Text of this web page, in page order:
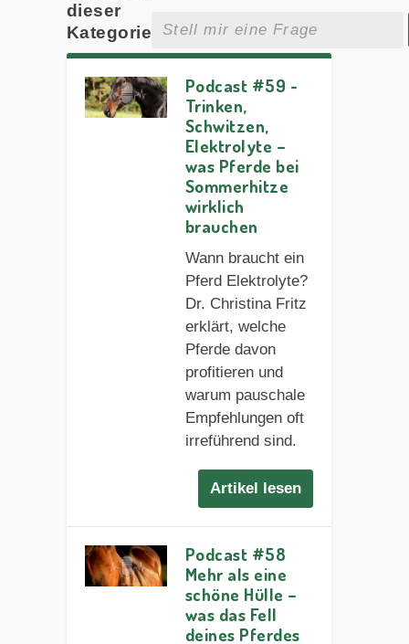
dieser
Kategorie
Podcast #59 -
Trinken,
Schwitzen,
Elektrolyte –
was Pferde bei
Sommerhitze
wirklich
brauchen
Wann braucht ein
Pferd Elektrolyte?
Dr. Christina Fritz
erklärt, welche
Pferde davon
profitieren und
warum pauschale
Empfehlungen oft
irreführend sind.
Artikel lesen
Podcast #58
Mehr als eine
schöne Hülle –
was das Fell
deines Pferdes